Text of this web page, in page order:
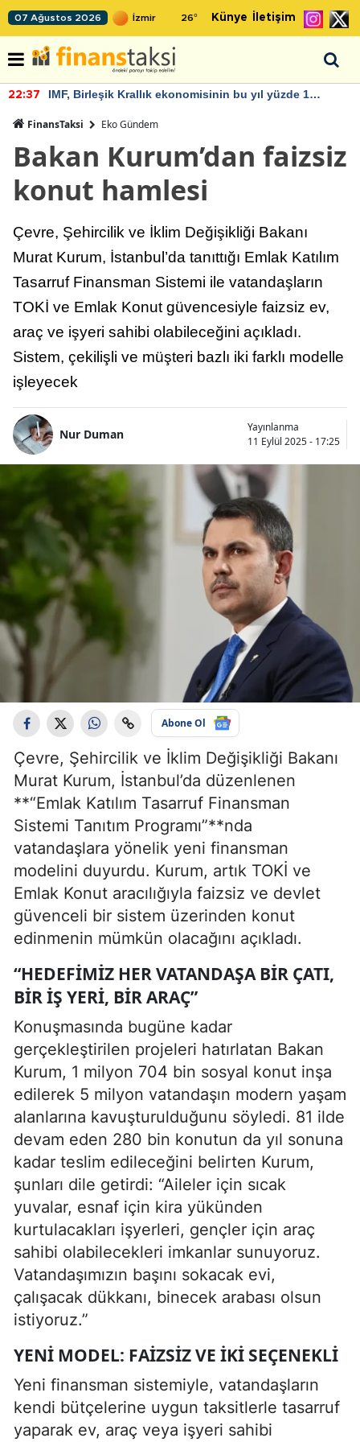
07 Ağustos 2026 26° Künye İletişim
22:37
IMF, Birleşik Krallık ekonomisinin bu yıl yüzde 1
FinansTaksi Eko Gündem
Bakan Kurum’dan faizsiz
konut hamlesi
Çevre, Şehircilik ve İklim Değişikliği Bakanı
Murat Kurum, İstanbul’da tanıttığı Emlak Katılım
Tasarruf Finansman Sistemi ile vatandaşların
TOKİ ve Emlak Konut güvencesiyle faizsiz ev,
araç ve işyeri sahibi olabileceğini açıkladı.
Sistem, çekilişli ve müşteri bazlı iki farklı modelle
işleyecek
Nur Duman
Yayınlanma
11 Eylül 2025 - 17:25
Abone Ol
Çevre, Şehircilik ve İklim Değişikliği Bakanı
Murat Kurum, İstanbul’da düzenlenen
**“Emlak Katılım Tasarruf Finansman
Sistemi Tanıtım Programı”**nda
vatandaşlara yönelik yeni finansman
modelini duyurdu. Kurum, artık TOKİ ve
Emlak Konut aracılığıyla faizsiz ve devlet
güvenceli bir sistem üzerinden konut
edinmenin mümkün olacağını açıkladı.
“HEDEFIMIZ HER VATANDAŞA BIR ÇATI,
BIR İŞ YERI, BIR ARAÇ”
Konuşmasında bugüne kadar
gerçekleştirilen projeleri hatırlatan Bakan
Kurum, 1 milyon 704 bin sosyal konut inşa
edilerek 5 milyon vatandaşın modern yaşam
alanlarına kavuşturulduğunu söyledi. 81 ilde
devam eden 280 bin konutun da yıl sonuna
kadar teslim edileceğini belirten Kurum,
şunları dile getirdi: “Aileler için sıcak
yuvalar, esnaf için kira yükünden
kurtulacakları işyerleri, gençler için araç
sahibi olabilecekleri imkanlar sunuyoruz.
Vatandaşımızın başını sokacak evi,
çalışacak dükkanı, binecek arabası olsun
istiyoruz.”
YENI MODEL: FAIZSIZ VE İKI SEÇENEKLI
Yeni finansman sistemiyle, vatandaşların
kendi bütçelerine uygun taksitlerle tasarruf
yaparak ev, araç veya işyeri sahibi